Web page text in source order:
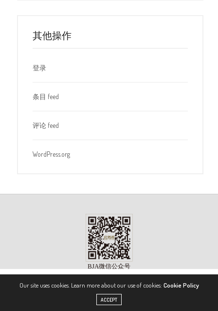
其他操作
登录
条目 feed
评论 feed
WordPress.org
版权所有 ©2023, 《公务机》杂志（BIZJET ADVISOR MAGAZINE）. 保留所有权利。
Our site uses cookies. Learn more about our use of cookies: Cookie Policy
ACCEPT